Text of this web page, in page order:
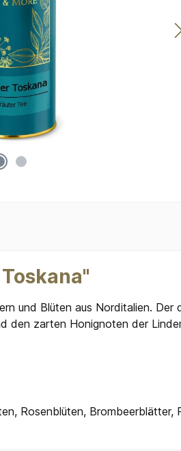
und Blüten aus Norditalien.
den zarten Honignoten der
Rosenblüten, Brombeerblätter,